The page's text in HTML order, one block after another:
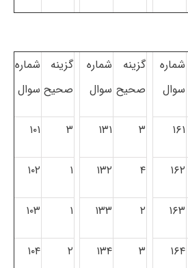
شماره
سوال
گزینه
صحیح
شماره
سوال
گزینه
صحیح
شماره
سوال
۱۶۱ ۳ ۱۳۱ ۳ ۱۰۱
۱۶۲ ۴ ۱۳۲ ۱ ۱۰۲
۱۶۳ ۲ ۱۳۳ ۱ ۱۰۳
۱۶۴ ۳ ۱۳۴ ۲ ۱۰۴